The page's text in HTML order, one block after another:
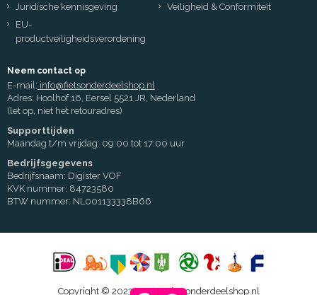
Juridische kennisgeving
Veiligheid & Conformiteit
EU-
productveiligheidsverordening
Neem contact op
E-mail: info@fietsonderdeelshop.nl
Adres: Hoolhof 16, Eersel 5521 JR, Nederland
(let op, niet het retouradres)
Supporttijden
Maandag t/m vrijdag: 09:00 tot 17:00 uur
Bedrijfsgegevens
Bedrijfsnaam: Digister VOF
KVK nummer: 84723580
BTW nummer: NL001133338B66
Copyright © 2023 - 2026 Fietsonderdeelshop.nl